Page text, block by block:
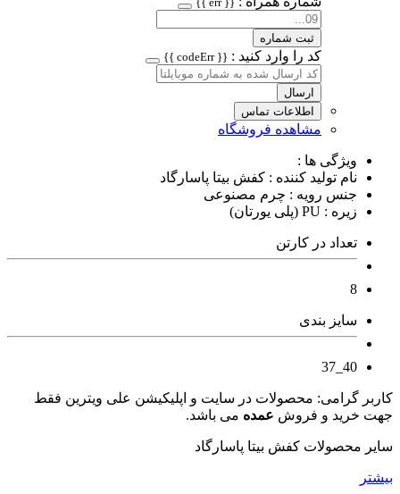
ثبت شماره
کد را وارد کنید : {{ codeErr }}
ارسال
اطلاعات تماس
مشاهده فروشگاه
ویژگی ها :
نام تولید کننده : کفش بیتا پاسارگاد
جنس رویه : چرم مصنوعی
زیره : PU (پلی یورتان)
تعداد در کارتن
8
سایز بندی
40_37
کاربر گرامی: محصولات در سایت و اپلیکیشن علی ویترین فقط
جهت خرید و فروش عمده می باشد.
سایر محصولات کفش بیتا پاسارگاد
بیشتر